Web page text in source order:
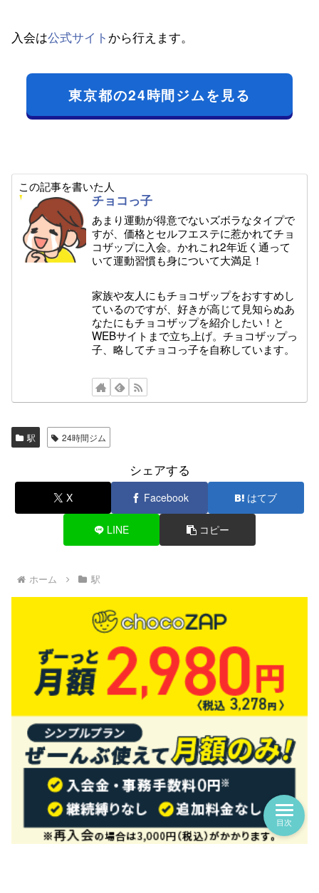
入会は公式サイト から行えます。
東京都の24時間ジムを見る
この記事を書いた人
チョコっ子
あまり運動が得意でないズボラなタイプで
すが、価格とセルフエステに惹かれてチョ
コザップに入会。かれこれ2年近く通って
いて運動習慣も身について大満足！
家族や友人にもチョコザップをおすすめし
ているのですが、好きが高じて見知らぬあ
なたにもチョコザップを紹介したい！と
WEBサイトまで立ち上げ。チョコザップっ
子、略してチョコっ子を自称しています。
駅 24時間ジム
シェアする
X Facebook はてブ
LINE コピー
ホーム 駅
目次